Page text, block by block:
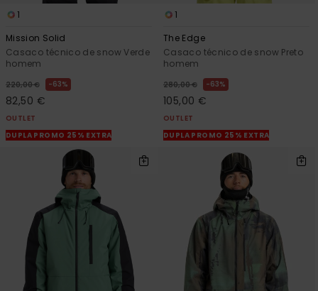
1
Mission Solid
Casaco técnico de snow Verde
homem
220,00 € 63%
82,50 €
OUTLET
DUPLA PROMO 25% EXTRA
1
The Edge
Casaco técnico de snow Preto
homem
280,00 € 63%
105,00 €
OUTLET
DUPLA PROMO 25% EXTRA